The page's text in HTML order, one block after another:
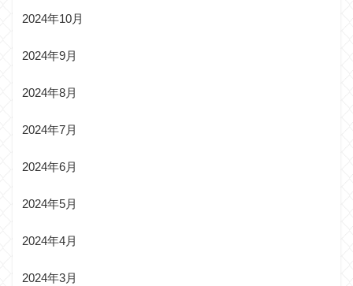
2024年10月
2024年9月
2024年8月
2024年7月
2024年6月
2024年5月
2024年4月
2024年3月